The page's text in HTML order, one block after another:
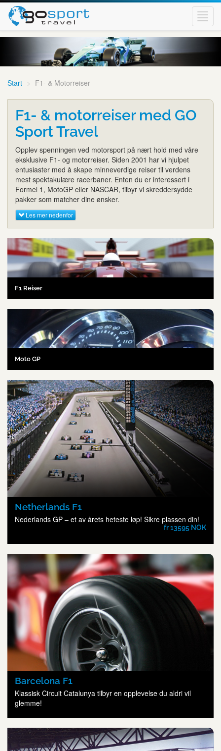
Start F1- & Motorreiser
F1- & motorreiser med GO
Sport Travel
Opplev spenningen ved motorsport på nært hold med våre
eksklusive F1- og motorreiser. Siden 2001 har vi hjulpet
entusiaster med å skape minneverdige reiser til verdens
mest spektakulære racerbaner. Enten du er interessert i
Formel 1, MotoGP eller NASCAR, tilbyr vi skreddersydde
pakker som matcher dine ønsker.
Les mer nedenfor
F1 Reiser
Moto GP
Netherlands F1
Nederlands GP – et av årets heteste løp! Sikre plassen din!
fr 13595 NOK
Barcelona F1
Klassisk Circuit Catalunya tilbyr en opplevelse du aldri vil
glemme!